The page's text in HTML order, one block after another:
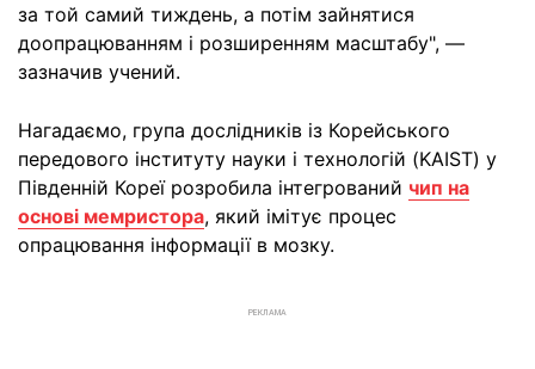
за той самий тиждень, а потім зайнятися
доопрацюванням і розширенням масштабу", —
зазначив учений.
Нагадаємо, група дослідників із Корейського
передового інституту науки і технологій (KAIST) у
Південній Кореї розробила інтегрований чип на
основі мемристора, який імітує процес
опрацювання інформації в мозку.
РЕКЛАМА